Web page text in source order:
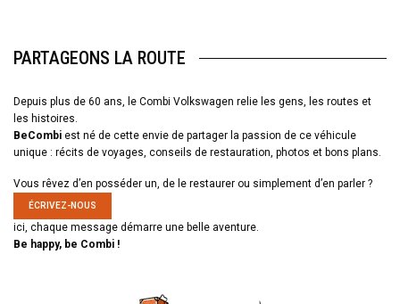
PARTAGEONS LA ROUTE
Depuis plus de 60 ans, le Combi Volkswagen relie les gens, les routes et
les histoires.
BeCombi est né de cette envie de partager la passion de ce véhicule
unique : récits de voyages, conseils de restauration, photos et bons plans.
Vous rêvez d’en posséder un, de le restaurer ou simplement d’en parler ?
ÉCRIVEZ-NOUS
ici, chaque message démarre une belle aventure.
Be happy, be Combi !